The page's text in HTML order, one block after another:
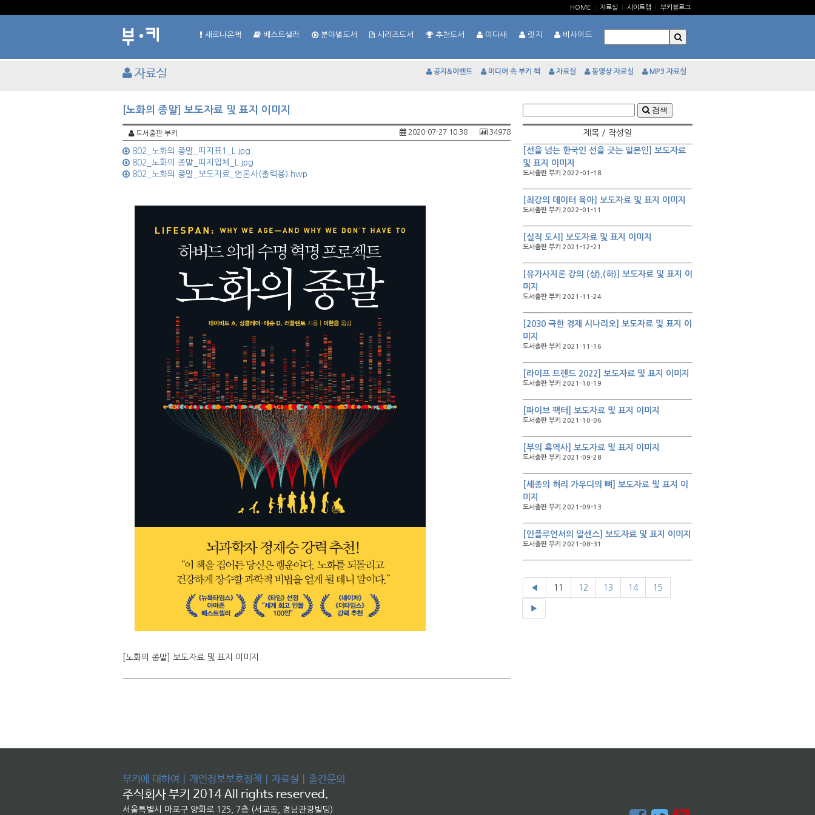
HOME 자료실 사이트맵 부키블로그
새로나온책 베스트셀러 분야별도서 시리즈도서 추천도서 이다새 릿지 비사이드
자료실 공지&이벤트 미디어 속 부키 책 자료실 동영상 자료실 MP3 자료실
[노화의 종말] 보도자료 및 표지 이미지
도서출판 부키 34978
2020-07-27 10:38
802_노화의 종말_띠지표1_L.jpg
802_노화의 종말_띠지입체_L.jpg
802_노화의 종말_보도자료_언론사(출력용).hwp
[노화의 종말] 보도자료 및 표지 이미지
검색
제목 / 작성일
[선을 넘는 한국인 선을 긋는 일본인] 보도자료
및 표지 이미지
도서출판 부키 2022-01-18
[최강의 데이터 육아] 보도자료 및 표지 이미지
도서출판 부키 2022-01-11
[실직 도시] 보도자료 및 표지 이미지
도서출판 부키 2021-12-21
[유가사지론 강의 (상),(하)] 보도자료 및 표지 이
미지
도서출판 부키 2021-11-24
[2030 극한 경제 시나리오] 보도자료 및 표지 이
미지
도서출판 부키 2021-11-16
[라이프 트렌드 2022] 보도자료 및 표지 이미지
도서출판 부키 2021-10-19
[파이브 팩터] 보도자료 및 표지 이미지
도서출판 부키 2021-10-06
[부의 흑역사] 보도자료 및 표지 이미지
도서출판 부키 2021-09-28
[세종의 허리 가우디의 뼈] 보도자료 및 표지 이
미지
도서출판 부키 2021-09-13
[인플루언서의 말센스] 보도자료 및 표지 이미지
도서출판 부키 2021-08-31
◀ 11 12 13 14 15
▶
부키에 대하여 개인정보보호정책 자료실 출간문의
주식회사 부키 2014 All rights reserved.
서울특별시 마포구 양화로 125, 7층 (서교동, 경남관광빌딩)